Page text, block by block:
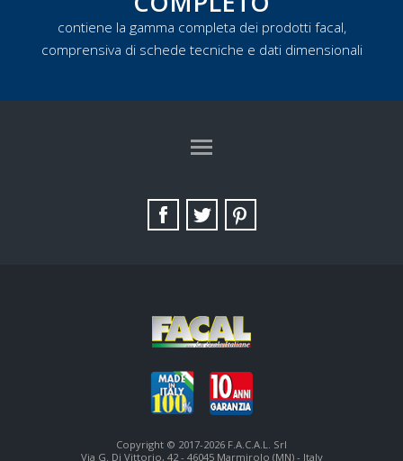
contiene la gamma completa dei prodotti facal,
comprensiva di schede tecniche e dati dimensionali
SITE MAP
Copyright © 2017-2026 F.A.C.A.L. Srl
Via G. Di Vittorio, 42 - 46045 Marmirolo (MN) - Italy